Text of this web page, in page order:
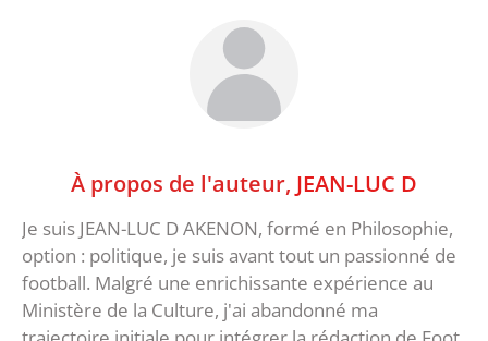
À propos de l'auteur, JEAN-LUC D
Je suis JEAN-LUC D AKENON, formé en Philosophie,
option : politique, je suis avant tout un passionné de
football. Malgré une enrichissante expérience au
Ministère de la Culture, j'ai abandonné ma